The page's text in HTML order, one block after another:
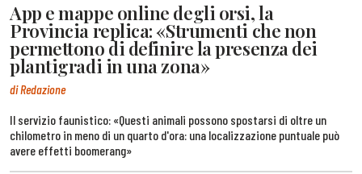
App e mappe online degli orsi, la
Provincia replica: «Strumenti che non
permettono di definire la presenza dei
plantigradi in una zona»
di Redazione
Il servizio faunistico: «Questi animali possono spostarsi di oltre un
chilometro in meno di un quarto d'ora: una localizzazione puntuale può
avere effetti boomerang»